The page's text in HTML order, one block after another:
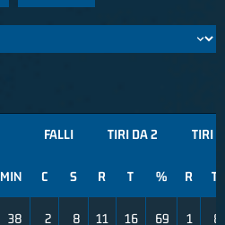
FALLI TIRI DA 2 TIRI
MIN C S R T % R T
38 2 8 11 16 69 1 8